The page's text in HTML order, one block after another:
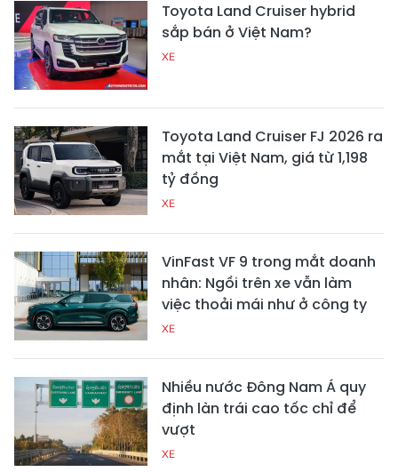
Toyota Land Cruiser hybrid
sắp bán ở Việt Nam?
XE
Toyota Land Cruiser FJ 2026 ra
mắt tại Việt Nam, giá từ 1,198
tỷ đồng
XE
VinFast VF 9 trong mắt doanh
nhân: Ngồi trên xe vẫn làm
việc thoải mái như ở công ty
XE
Nhiều nước Đông Nam Á quy
định làn trái cao tốc chỉ để
vượt
XE